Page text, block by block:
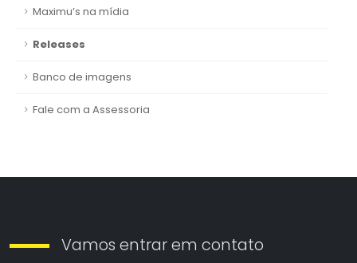
Maximu’s na mídia
Releases
Banco de imagens
Fale com a Assessoria
Vamos entrar em contato